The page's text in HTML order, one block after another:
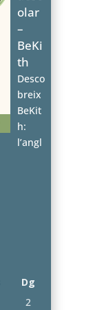
olar
–
BeKi
th
Desco
breix
BeKit
h:
l’angl
Dg
2